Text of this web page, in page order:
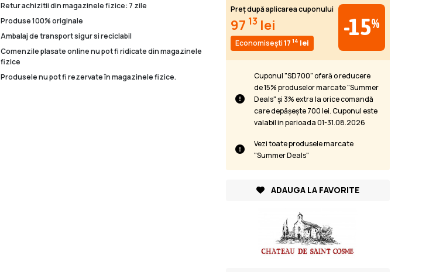
Retur achizitii din magazinele fizice: 7 zile
Produse 100% originale
Ambalaj de transport sigur si reciclabil
Comenzile plasate online nu pot fi ridicate din magazinele
fizice
Produsele nu pot fi rezervate în magazinele fizice.
Preț după aplicarea cuponului
97 13 lei
Economisești17 14 lei
-15%
Cuponul "SD700" oferă o reducere
de 15% produselor marcate "Summer
Deals" și 3% extra la orice comandă
care depășește 700 lei. Cuponul este
valabil in perioada 01-31.08.2026
Vezi toate produsele marcate
"Summer Deals"
ADAUGA LA FAVORITE